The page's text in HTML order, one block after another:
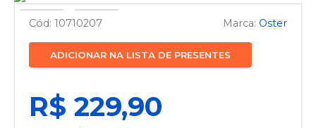
10710207 Oster
ADICIONAR NA LISTA DE PRESENTES
R$ 229,90